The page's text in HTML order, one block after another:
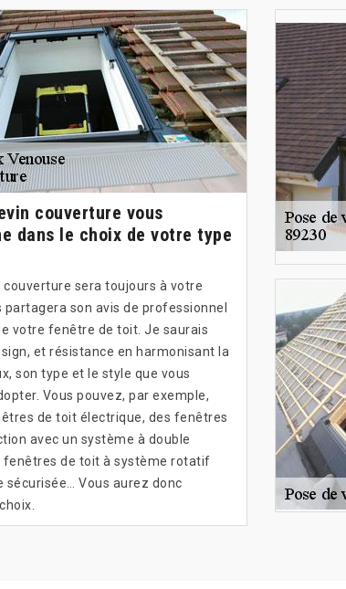
couverture vous
dans le choix de votre type
couverture sera toujours à votre
son avis de professionnel
votre fenêtre de toit. Je saurais
et résistance en harmonisant la
son type et le style que vous
Vous pouvez, par exemple,
de toit électrique, des fenêtres
avec un système à double
fenêtres de toit à système rotatif
sécurisée… Vous aurez donc